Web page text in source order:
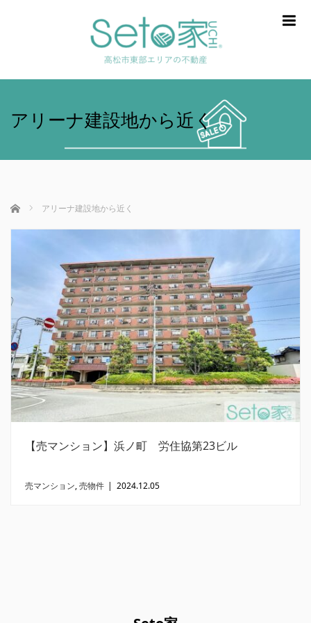
アリーナ建設地から近く
ホーム アリーナ建設地から近く
【売マンション】浜ノ町 労住協第23ビル
売マンション,売物件 | 2024.12.05